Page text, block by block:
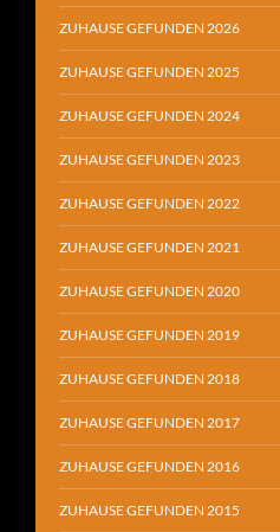
ZUHAUSE GEFUNDEN 2026
ZUHAUSE GEFUNDEN 2025
ZUHAUSE GEFUNDEN 2024
ZUHAUSE GEFUNDEN 2023
ZUHAUSE GEFUNDEN 2022
ZUHAUSE GEFUNDEN 2021
ZUHAUSE GEFUNDEN 2020
ZUHAUSE GEFUNDEN 2019
ZUHAUSE GEFUNDEN 2018
ZUHAUSE GEFUNDEN 2017
ZUHAUSE GEFUNDEN 2016
ZUHAUSE GEFUNDEN 2015